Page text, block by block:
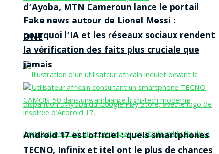
d’Ayoba, MTN Cameroun lance le portail
ONE
Fake news autour de Lionel Messi :
pourquoi l’IA et les réseaux sociaux rendent
la vérification des faits plus cruciale que
jamais
Android 17 est officiel : quels smartphones